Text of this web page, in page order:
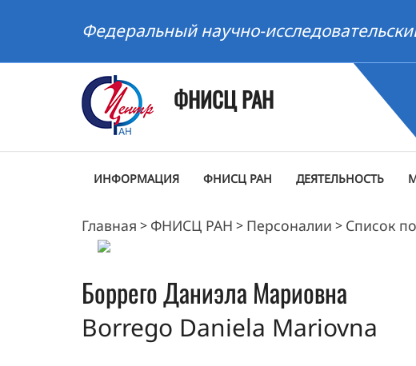
Федеральный научно-
ФНИСЦ РАН
ИНФОРМАЦИЯ ФНИСЦ РАН ДЕЯТЕЛЬНОСТЬ
Главная > ФНИСЦ РАН > Персоналии > Список
БоррегоДаниэла Мариовна
Borrego Daniela Mariovna